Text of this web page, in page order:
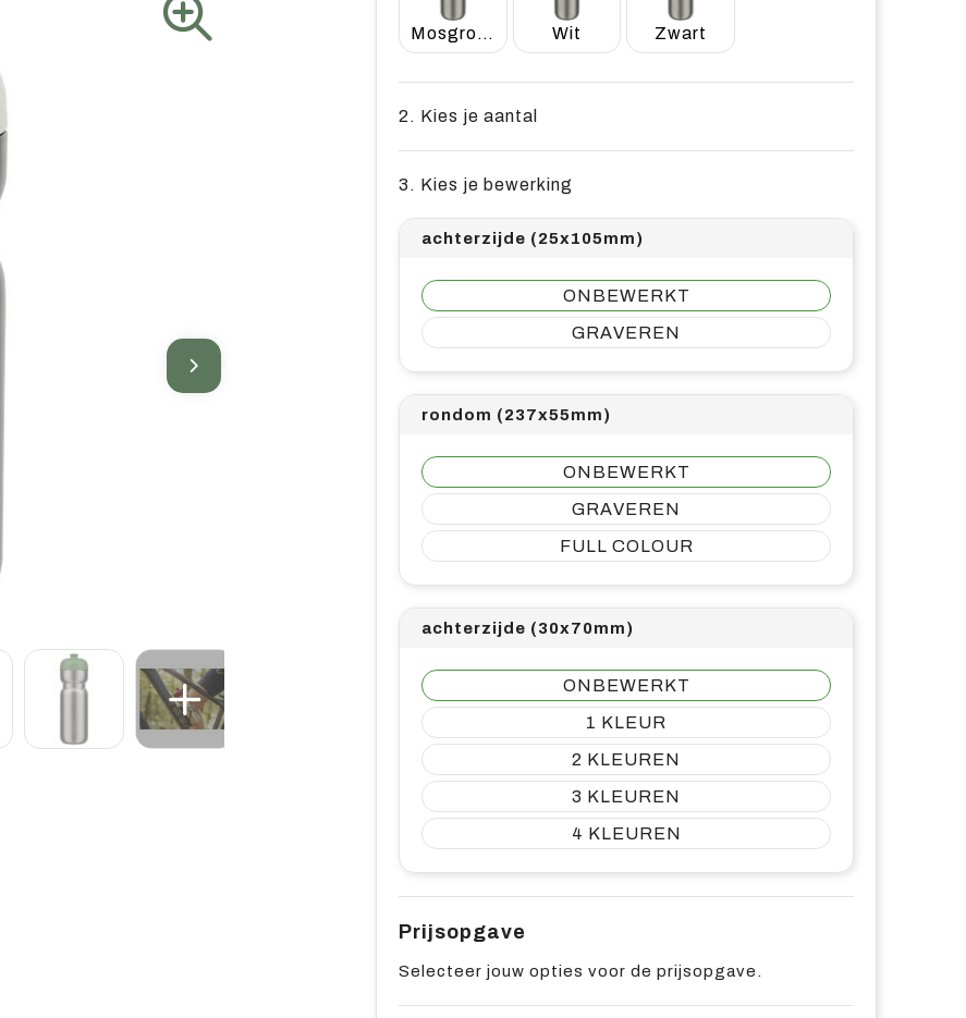
Mosgroen Wit Zwart
2. Kies je aantal
3. Kies je bewerking
achterzijde (25x105mm)
ONBEWERKT
GRAVEREN
rondom (237x55mm)
ONBEWERKT
GRAVEREN
FULL COLOUR
achterzijde (30x70mm)
ONBEWERKT
1
2
3
4
Prijsopgave
Selecteer jouw opties voor de prijsopgave.